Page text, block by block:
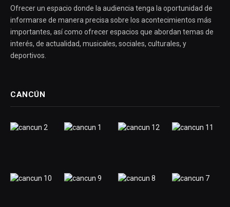
Ofrecer un espacio donde la audiencia tenga la oportunidad de
informarse de manera precisa sobre los acontecimientos más
importantes, así como ofrecer espacios que abordan temas de
interés, de actualidad, musicales, sociales, culturales, y
deportivos.
CANCÚN